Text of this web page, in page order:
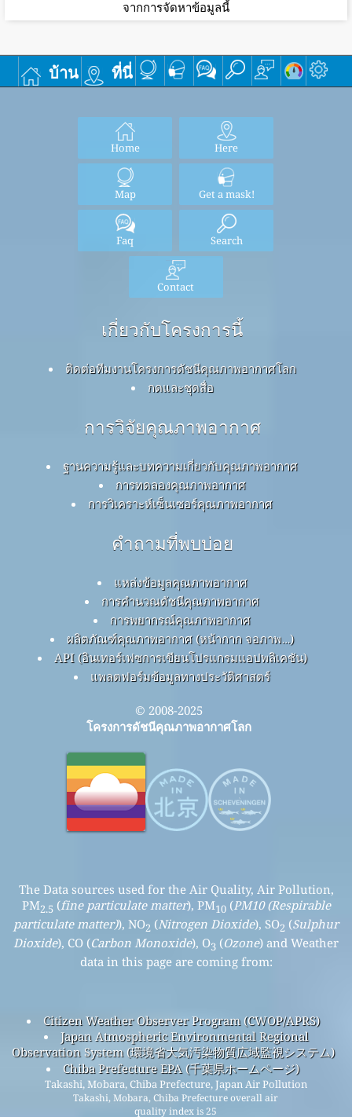
จากการจัดหาข้อมูลนี้
บ้าน ที่นี่
Home Here
Map Get a mask!
Faq Search
Contact
เกี่ยวกับโครงการนี้
ติดต่อทีมงานโครงการดัชนีคุณภาพอากาศโลก
กดและชุดสื่อ
การวิจัยคุณภาพอากาศ
ฐานความรู้และบทความเกี่ยวกับคุณภาพอากาศ
การทดลองคุณภาพอากาศ
การวิเคราะห์เซ็นเซอร์คุณภาพอากาศ
คำถามที่พบบ่อย
แหล่งข้อมูลคุณภาพอากาศ
การคำนวณดัชนีคุณภาพอากาศ
การพยากรณ์คุณภาพอากาศ
ผลิตภัณฑ์คุณภาพอากาศ (หน้ากาก จอภาพ…)
API (อินเทอร์เฟซการเขียนโปรแกรมแอปพลิเคชัน)
แพลตฟอร์มข้อมูลทางประวัติศาสตร์
© 2008-2025
โครงการดัชนีคุณภาพอากาศโลก
The Data sources used for the Air Quality, Air Pollution,
PM2.5 (fine particulate matter), PM10(PM10 (Respirable
particulate matter)), NO2 (Nitrogen Dioxide), SO2 (Sulphur
Dioxide), CO (Carbon Monoxide), O3 (Ozone) and Weather
data in this page are coming from:
Citizen Weather Observer Program (CWOP/APRS)
Japan Atmospheric Environmental Regional
Observation System (環境省大気汚染物質広域監視システム)
Chiba Prefecture EPA (千葉県ホームページ)
Takashi, Mobara, Chiba Prefecture, Japan Air Pollution
Takashi, Mobara, Chiba Prefecture overall air
quality index is 25